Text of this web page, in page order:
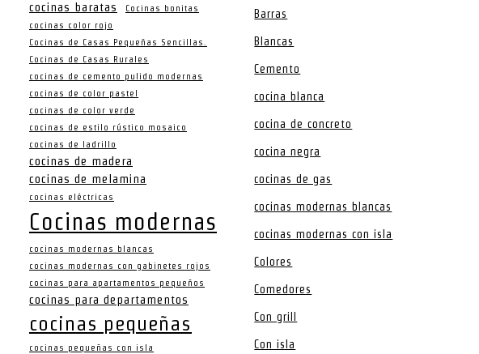
cocinas baratas
Cocinas bonitas
cocinas color rojo
Cocinas de Casas Pequeñas Sencillas.
Cocinas de Casas Rurales
cocinas de cemento pulido modernas
cocinas de color pastel
cocinas de color verde
cocinas de estilo rústico mosaico
cocinas de ladrillo
cocinas de madera
cocinas de melamina
cocinas eléctricas
Cocinas modernas
cocinas modernas blancas
cocinas modernas con gabinetes rojos
cocinas para apartamentos pequeños
cocinas para departamentos
cocinas pequeñas
cocinas pequeñas con isla
Barras
Blancas
Cemento
cocina blanca
cocina de concreto
cocina negra
cocinas de gas
cocinas modernas blancas
cocinas modernas con isla
Colores
Comedores
Con grill
Con isla